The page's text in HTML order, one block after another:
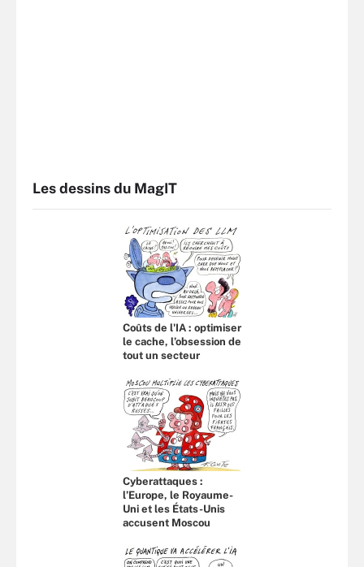
Les dessins du MagIT
Coûts de l'IA : optimiser
le cache, l’obsession de
tout un secteur
Cyberattaques :
l’Europe, le Royaume-
Uni et les États-Unis
accusent Moscou